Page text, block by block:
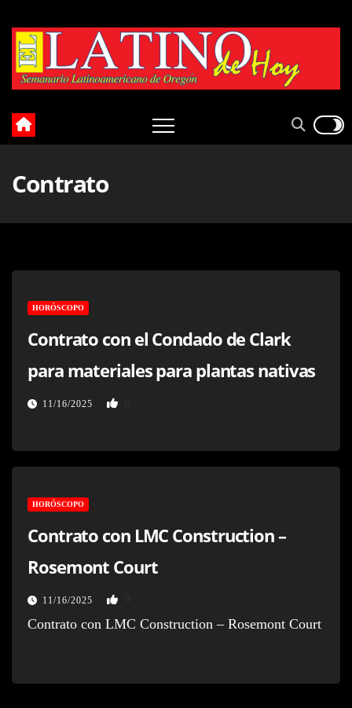
content
Contrato
HORÓSCOPO
Contrato con el Condado de Clark
para materiales para plantas nativas
11/16/2025
HORÓSCOPO
Contrato con LMC Construction –
Rosemont Court
11/16/2025
Contrato con LMC Construction – Rosemont Court